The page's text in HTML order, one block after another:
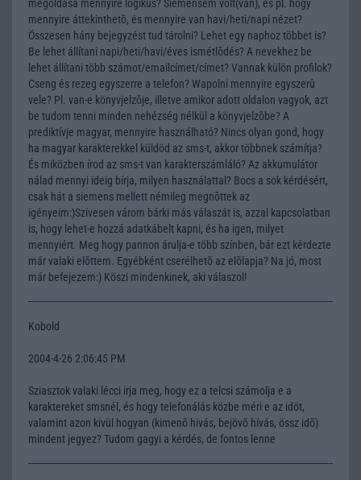
megoldása mennyire logikus? Siemensem volt(van), és pl. hogy
mennyire áttekinthetõ, és mennyire van havi/heti/napi nézet?
Összesen hány bejegyzést tud tárolni? Lehet egy naphoz többet is?
Be lehet állítani napi/heti/havi/éves ismétlõdés? A nevekhez be
lehet állítani több számot/emailcímet/címet? Vannak külön profilok?
Cseng és rezeg egyszerre a telefon? Wapolni mennyire egyszerû
vele? Pl. van-e könyvjelzõje, illetve amikor adott oldalon vagyok, azt
be tudom tenni minden nehézség nélkül a könyvjelzõbe? A
prediktívje magyar, mennyire használható? Nincs olyan gond, hogy
ha magyar karakterekkel küldöd az sms-t, akkor többnek számítja?
És miközben írod az sms-t van karakterszámláló? Az akkumulátor
nálad mennyi ideig bírja, milyen használattal? Bocs a sok kérdésért,
csak hát a siemens mellett némileg megnõttek az
igényeim:)Szívesen várom bárki más válaszát is, azzal kapcsolatban
is, hogy lehet-e hozzá adatkábelt kapni, és ha igen, milyet
mennyiért. Meg hogy pannon árulja-e több színben, bár ezt kérdezte
már valaki elõttem. Egyébként cserélhetõ az elõlapja? Na jó, most
már befejezem:) Köszi mindenkinek, aki válaszol!
Kobold
2004-4-26 2:06:45 PM
Sziasztok valaki lécci irja meg, hogy ez a telcsi számolja e a
karaktereket smsnél, és hogy telefonálás közbe méri e az idöt,
valamint azon kivül hogyan (kimenõ hivás, bejövõ hívás, össz idõ)
mindent jegyez? Tudom gagyi a kérdés, de fontos lenne